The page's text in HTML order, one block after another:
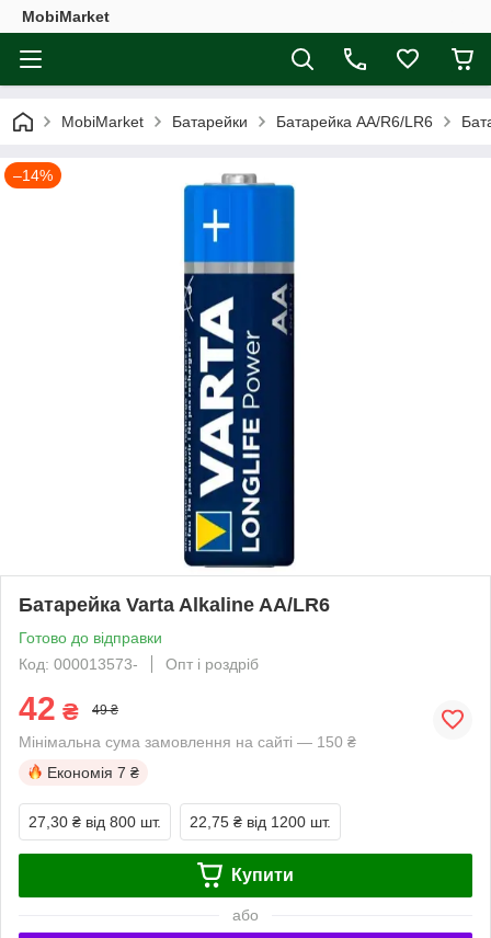
MobiMarket
MobiMarket Батарейки Батарейка АА/R6/LR6
–14%
Батарейка Varta Alkaline AA/LR6
Готово до відправки
Код: 000013573-
Опт і роздріб
42 ₴ 49 ₴
Мінімальна сума замовлення на сайті — 150 ₴
Економія 7 ₴
27,30 ₴ від 800 шт. 22,75 ₴ від 1200 шт.
Купити
або